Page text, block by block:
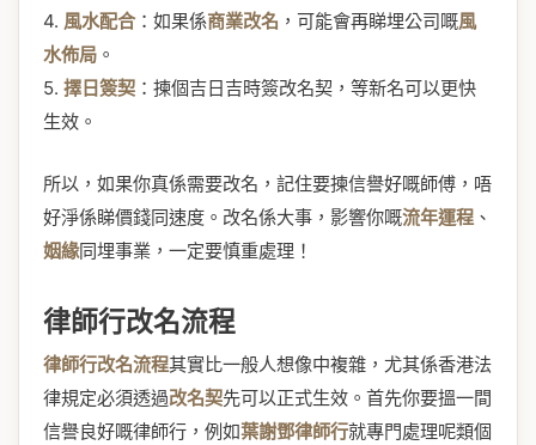
4. 風水配合：如果係商業改名 ，可能會再睇埋公司嘅風
水佈局 。
5. 擇日簽契 ：揀個吉日吉時簽改名契，等新名可以更快
生效。
所以，如果你真係需要改名，記住要揀信譽好嘅師傅，唔
好淨係睇價錢同速度。改名係大事，影響你嘅流年運程 、
姻緣同埋事業，一定要慎重處理！
律師行改名流程
律師行改名流程其實比一般人想像中複雜，尤其係香港法
律規定必須透過改名契先可以正式生效。首先你要搵一間
信譽良好嘅律師行，例如葉謝鄧律師行就專門處理呢類個